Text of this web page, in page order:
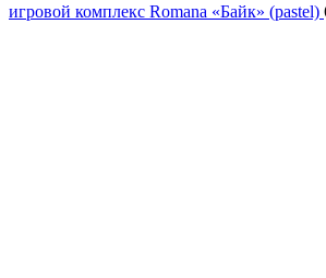
игровой комплекс Romana «Байк» (pastel)